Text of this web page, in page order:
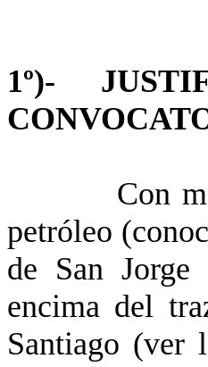
1º)-
Con
petróleo
de San Jorge
encima del
Santiago (ver